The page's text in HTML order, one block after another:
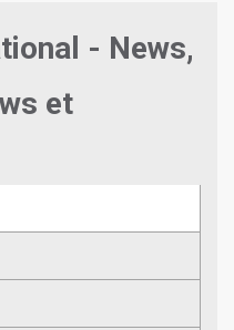
- News,
et